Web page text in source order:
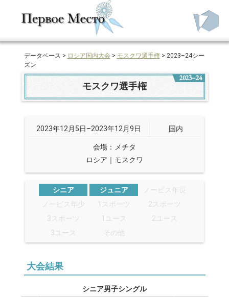
データベース > ロシア国内大会> モスクワ選手権> 2023–24シー
ズン
2023–24
モスクワ選手権
2023年12月5日–2023年12月9日 国内
会場：メチタ
ロシア｜モスクワ
シニア ジュニア
ノービス年長
ノービス年少
1スポーツ
2スポーツ
3スポーツ
1ユース
2ユース
3ユース
その他
大会結果
シニア男子シングル